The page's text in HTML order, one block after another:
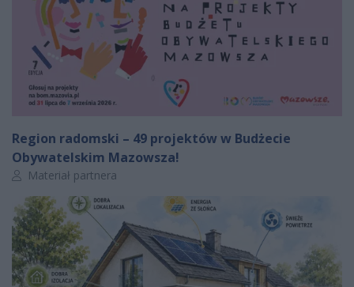
Region radomski – 49 projektów w Budżecie
Obywatelskim Mazowsza!
Autor artykułu:
Materiał partnera